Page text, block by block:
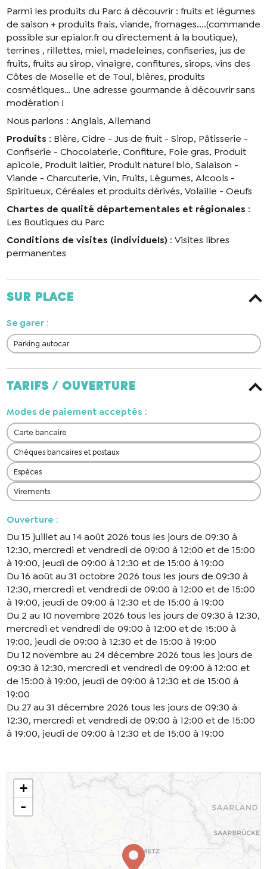
Parmi les produits du Parc à découvrir : fruits et légumes
de saison + produits frais, viande, fromages....(commande
possible sur epialor.fr ou directement à la boutique),
terrines , rillettes, miel, madeleines, confiseries, jus de
fruits, fruits au sirop, vinaigre, confitures, sirops, vins des
Côtes de Moselle et de Toul, bières, produits
cosmétiques… Une adresse gourmande à découvrir sans
modération !
Nous parlons : Anglais, Allemand
Produits : Bière, Cidre - Jus de fruit - Sirop, Pâtisserie -
Confiserie - Chocolaterie, Confiture, Foie gras, Produit
apicole, Produit laitier, Produit naturel bio, Salaison -
Viande - Charcuterie, Vin, Fruits, Légumes, Alcools -
Spiritueux, Céréales et produits dérivés, Volaille - Oeufs
Chartes de qualité départementales et régionales :
Les Boutiques du Parc
Conditions de visites (individuels) : Visites libres
permanentes
Sur place
Se garer:
Parking autocar
Tarifs / ouverture
Modes de paiement acceptés :
Carte bancaire
Chèques bancaires et postaux
Espèces
Virements
Ouverture :
Du 15 juillet au 14 août 2026 tous les jours de 09:30 à
12:30, mercredi et vendredi de 09:00 à 12:00 et de 15:00
à 19:00, jeudi de 09:00 à 12:30 et de 15:00 à 19:00
Du 16 août au 31 octobre 2026 tous les jours de 09:30 à
12:30, mercredi et vendredi de 09:00 à 12:00 et de 15:00
à 19:00, jeudi de 09:00 à 12:30 et de 15:00 à 19:00
Du 2 au 10 novembre 2026 tous les jours de 09:30 à 12:30,
mercredi et vendredi de 09:00 à 12:00 et de 15:00 à
19:00, jeudi de 09:00 à 12:30 et de 15:00 à 19:00
Du 12 novembre au 24 décembre 2026 tous les jours de
09:30 à 12:30, mercredi et vendredi de 09:00 à 12:00 et
de 15:00 à 19:00, jeudi de 09:00 à 12:30 et de 15:00 à
19:00
Du 27 au 31 décembre 2026 tous les jours de 09:30 à
12:30, mercredi et vendredi de 09:00 à 12:00 et de 15:00
à 19:00, jeudi de 09:00 à 12:30 et de 15:00 à 19:00
+
-
permettre de me recontacter.